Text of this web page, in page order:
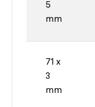
5
mm
71 x
3
mm